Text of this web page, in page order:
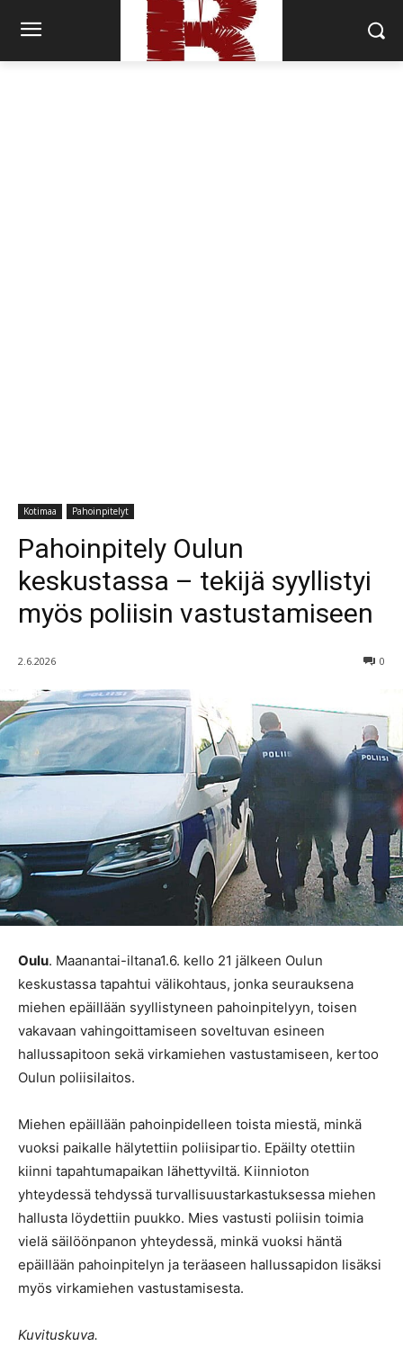
Kotimaa Pahoinpitelyt
Pahoinpitely Oulun
keskustassa – tekijä syyllistyi
myös poliisin vastustamiseen
2.6.2026 0
Oulu. Maanantai-iltana1.6. kello 21 jälkeen Oulun
keskustassa tapahtui välikohtaus, jonka seurauksena
miehen epäillään syyllistyneen pahoinpitelyyn, toisen
vakavaan vahingoittamiseen soveltuvan esineen
hallussapitoon sekä virkamiehen vastustamiseen, kertoo
Oulun poliisilaitos.
Miehen epäillään pahoinpidelleen toista miestä, minkä
vuoksi paikalle hälytettiin poliisipartio. Epäilty otettiin
kiinni tapahtumapaikan lähettyviltä. Kiinnioton
yhteydessä tehdyssä turvallisuustarkastuksessa miehen
hallusta löydettiin puukko. Mies vastusti poliisin toimia
vielä säilöönpanon yhteydessä, minkä vuoksi häntä
epäillään pahoinpitelyn ja teräaseen hallussapidon lisäksi
myös virkamiehen vastustamisesta.
Kuvituskuva.